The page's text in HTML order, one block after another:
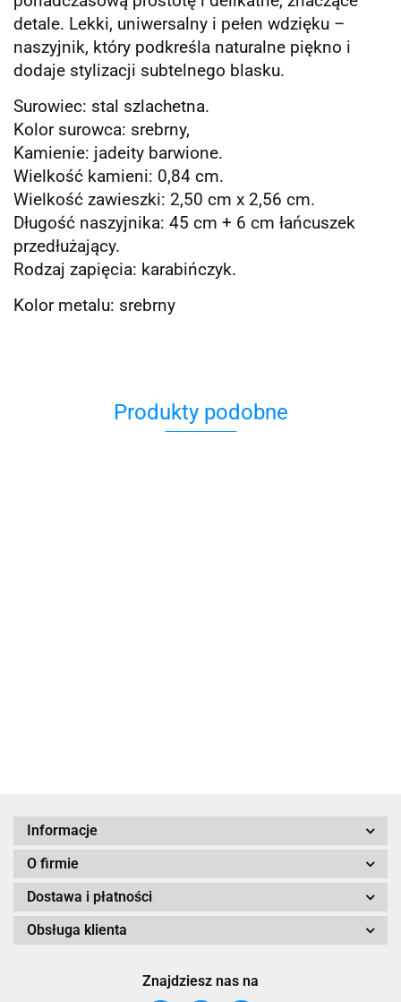
detale. Lekki, uniwersalny i pełen wdzięku –
naszyjnik, który podkreśla naturalne piękno i
dodaje stylizacji subtelnego blasku.
Surowiec: stal szlachetna.
Kolor surowca: srebrny,
Kamienie: jadeity barwione.
Wielkość kamieni: 0,84 cm.
Wielkość zawieszki: 2,50 cm x 2,56 cm.
Długość naszyjnika: 45 cm + 6 cm łańcuszek
przedłużający.
Rodzaj zapięcia: karabińczyk.
Kolor metalu: srebrny
Produkty podobne
Informacje
O firmie
Dostawa i płatności
Obsługa klienta
Znajdziesz nas na